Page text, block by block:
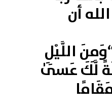
أن
اللَّيْلِ
لَّكَ عَسَىٰ